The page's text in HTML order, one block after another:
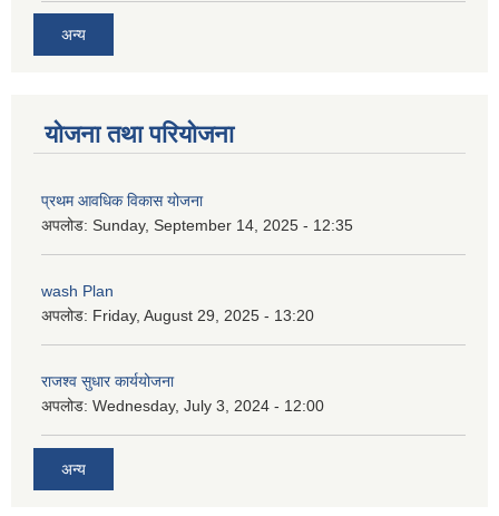
अन्य
योजना तथा परियोजना
प्रथम आवधिक विकास योजना
अपलोड: Sunday, September 14, 2025 - 12:35
wash Plan
अपलोड: Friday, August 29, 2025 - 13:20
राजश्व सुधार कार्ययोजना
अपलोड: Wednesday, July 3, 2024 - 12:00
अन्य